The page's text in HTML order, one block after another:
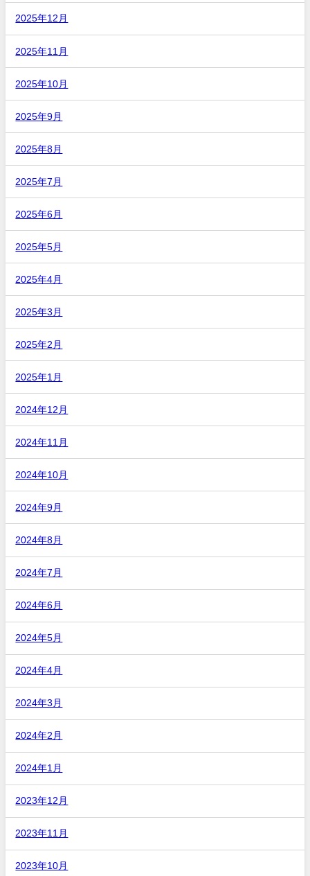
2025年12月
2025年11月
2025年10月
2025年9月
2025年8月
2025年7月
2025年6月
2025年5月
2025年4月
2025年3月
2025年2月
2025年1月
2024年12月
2024年11月
2024年10月
2024年9月
2024年8月
2024年7月
2024年6月
2024年5月
2024年4月
2024年3月
2024年2月
2024年1月
2023年12月
2023年11月
2023年10月